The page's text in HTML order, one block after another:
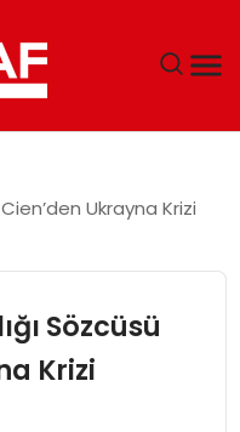
Ukrayna Krizi
Sözcüsü
Krizi